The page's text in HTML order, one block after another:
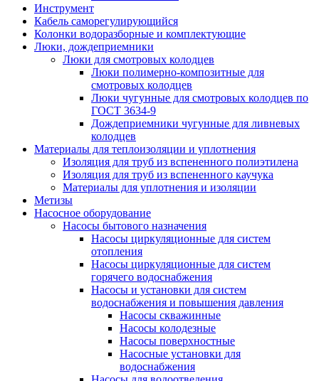
Инструмент
Кабель саморегулирующийся
Колонки водоразборные и комплектующие
Люки, дождеприемники
Люки для смотровых колодцев
Люки полимерно-композитные для
смотровых колодцев
Люки чугунные для смотровых колодцев по
ГОСТ 3634-9
Дождеприемники чугунные для ливневых
колодцев
Материалы для теплоизоляции и уплотнения
Изоляция для труб из вспененного полиэтилена
Изоляция для труб из вспененного каучука
Материалы для уплотнения и изоляции
Метизы
Насосное оборудование
Насосы бытового назначения
Насосы циркуляционные для систем
отопления
Насосы циркуляционные для систем
горячего водоснабжения
Насосы и установки для систем
водоснабжения и повышения давления
Насосы скважинные
Насосы колодезные
Насосы поверхностные
Насосные установки для
водоснабжения